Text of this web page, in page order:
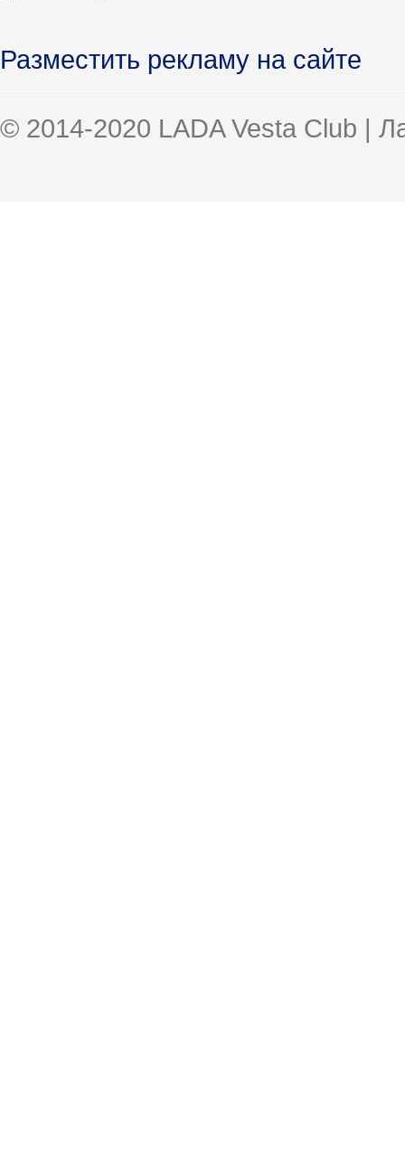
Разместить рекламу на сайте
© 2014-2020 LADA Vesta Club |